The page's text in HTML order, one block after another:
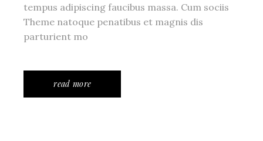
tempus adipiscing faucibus massa. Cum sociis
Theme natoque penatibus et magnis dis
parturient mo
read more